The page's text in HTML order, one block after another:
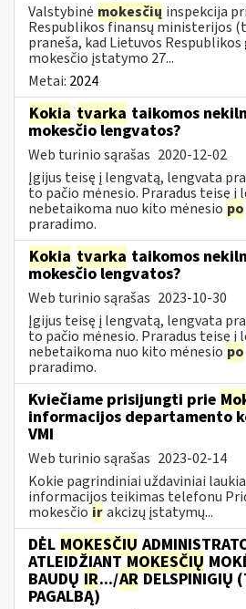
Valstybinė mokesčių inspekcija
Respublikos finansų ministerijos
praneša, kad Lietuvos
mokesčio įstatymo 27...
Metai: 2024
Kokia tvarka taikomos
mokesčio lengvatos?
Web turinio sąrašas 2020-12-02
Įgijus teisę į lengvatą, lengvata
to pačio mėnesio. Praradus teisę į
nebetaikoma nuo kito mėnesio po
praradimo.
Kokia tvarka taikomos
mokesčio lengvatos?
Web turinio sąrašas 2023-10-30
Įgijus teisę į lengvatą, lengvata
to pačio mėnesio. Praradus teisę į
nebetaikoma nuo kito mėnesio po
praradimo.
Kviečiame prisijungti prie
informacijos departamento
VMI
Web turinio sąrašas 2023-02-14
Kokie pagrindiniai uždaviniai
informacijos teikimas telefonu
mokesčio irakcizų įstatymų...
DĖL MOKESČIŲ
ATLEIDŽIANTMOKESČIŲ
BAUDŲ IR.../ARDELSPINIGIŲ
PAGALBĄ)